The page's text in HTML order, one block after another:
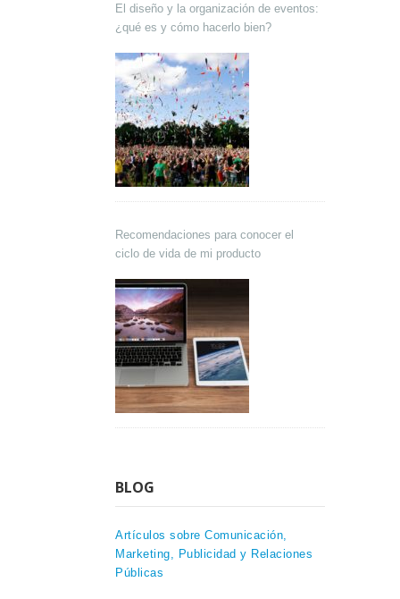
El diseño y la organización de eventos:
¿qué es y cómo hacerlo bien?
Recomendaciones para conocer el
ciclo de vida de mi producto
BLOG
Artículos sobre Comunicación,
Marketing, Publicidad y Relaciones
Públicas